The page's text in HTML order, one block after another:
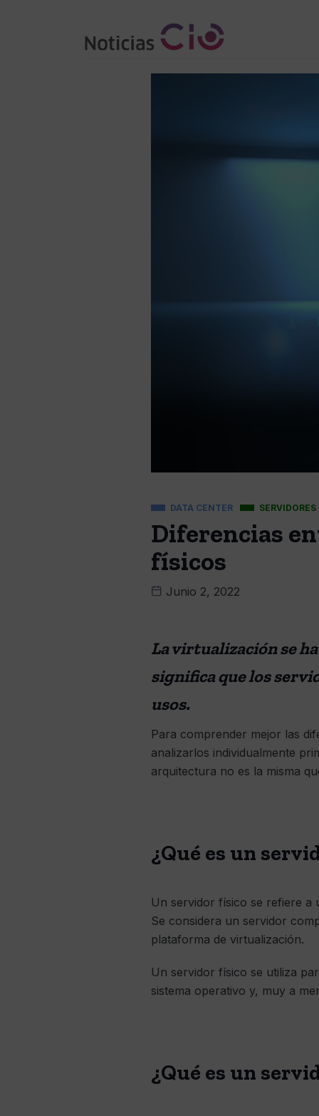
DATA CENTER SERVIDORES
Diferencias
físicos
Junio 2, 2022
La virtualización se
significa que los
usos.
Para comprender mejor las
analizarlos individualmente
arquitectura no es la misma
¿Qué es un
Un servidor físico se refiere a
Se considera un servidor
plataforma de virtualización.
Un servidor físico se utiliza
sistema operativo y, muy a
¿Qué es un